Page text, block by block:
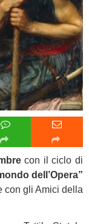
con il ciclo di
dell’Opera”
con gli Amici della